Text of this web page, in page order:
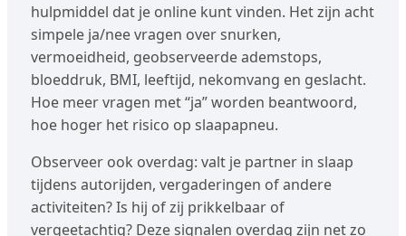
hulpmiddel dat je online kunt vinden. Het zijn acht
simpele ja/nee vragen over snurken,
vermoeidheid, geobserveerde ademstops,
bloeddruk, BMI, leeftijd, nekomvang en geslacht.
Hoe meer vragen met “ja” worden beantwoord,
hoe hoger het risico op slaapapneu.
Observeer ook overdag: valt je partner in slaap
tijdens autorijden, vergaderingen of andere
activiteiten? Is hij of zij prikkelbaar of
vergeetachtig? Deze signalen overdag zijn net zo